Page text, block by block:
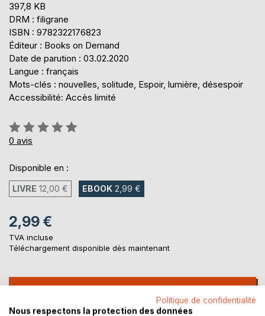
397,8 KB
DRM : filigrane
ISBN : 9782322176823
Éditeur : Books on Demand
Date de parution : 03.02.2020
Langue : français
Mots-clés : nouvelles, solitude, Espoir, lumière, désespoir
Accessibilité: Accès limité
Évaluation:
0%
0 avis
Disponible en :
LIVRE 12,00 € EBOOK 2,99 €
2,99 €
TVA incluse
Téléchargement disponible dès maintenant
AJOUTER AU PANIER
Politique de confidentialité
Nous respectons la protection des données